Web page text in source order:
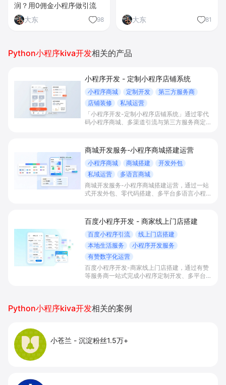
润？用0佣金小程序做引流
大东
98 大东 81
Python小程序kiva开发相关的产品
小程序开发 - 定制小程序店铺系统
小程序商城 定制开发
第三方服务商
店铺装修
私域运营
「小程序开发-定制小程序店铺系统」通过零代
码小程序商城、多渠道引流与第三方服务商定制
私域运营场景，提升获客与复购，实现线上生意
增长。
商城开发服务-小程序商城搭建运营
小程序商城 商城搭建
开发外包
私域运营
多语言商城
商城开发服务-小程序商城搭建运营，通过一站
式开发外包、零代码搭建、多平台多语言小程序
实现低成本获客、提升复购与业绩增长。
百度小程序开发 - 商家线上门店搭建
百度小程序引流
线上门店搭建
本地生活服务
小程序开发服务
有赞数字化运营
百度小程序开发-商家线上门店搭建，通过有赞
等服务商一站式完成小程序定制开发、多平台联
Python小程序kiva开发相关的案例
小苍兰 - 沉淀粉丝1.5万+